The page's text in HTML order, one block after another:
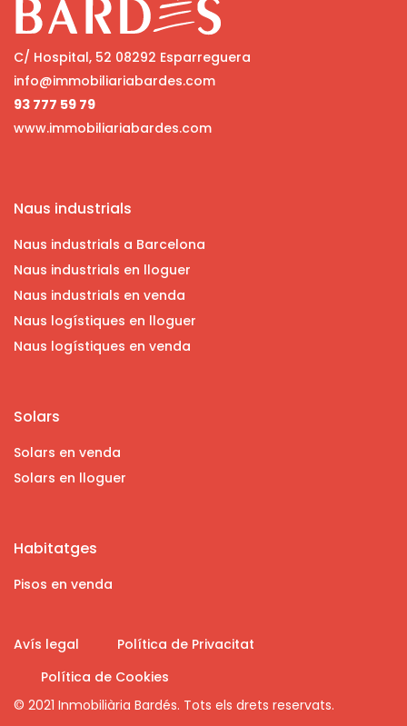
C/ Hospital, 52 08292 Esparreguera
info@immobiliariabardes.com
93 777 59 79
www.immobiliariabardes.com
Naus industrials
Naus industrials a Barcelona
Naus industrials en lloguer
Naus industrials en venda
Naus logístiques en lloguer
Naus logístiques en venda
Solars
Solars en venda
Solars en lloguer
Habitatges
Pisos en venda
Avís legal
Política de Privacitat
Política de Cookies
© 2021 Inmobiliària Bardés. Tots els drets reservats.